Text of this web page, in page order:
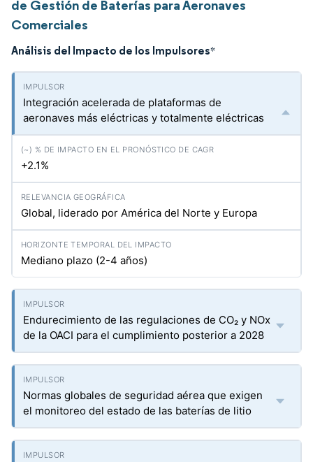
de Gestión de Baterías para Aeronaves
Comerciales
Análisis del Impacto de los Impulsores*
Integración acelerada de plataformas de
aeronaves más eléctricas y totalmente eléctricas
+2.1%
Global, liderado por América del Norte y Europa
Mediano plazo (2-4 años)
Endurecimiento de las regulaciones de CO₂ y NOx
de la OACI para el cumplimiento posterior a 2028
Normas globales de seguridad aérea que exigen
el monitoreo del estado de las baterías de litio